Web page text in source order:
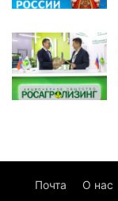
Почта О нас